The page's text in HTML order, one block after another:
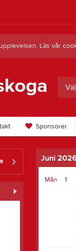
Läs vår
Sponsorer
Juni
1
Mån